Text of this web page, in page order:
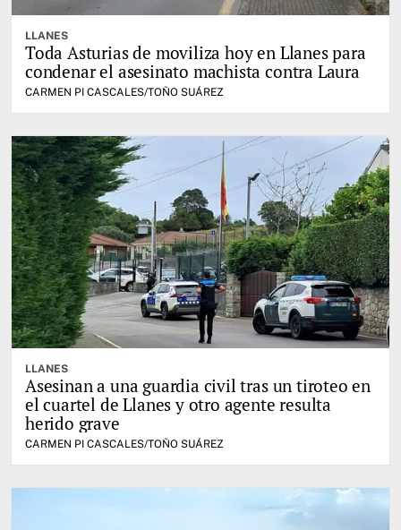
LLANES
Toda Asturias de moviliza hoy en Llanes para
condenar el asesinato machista contra Laura
CARMEN PI CASCALES/TOÑO SUÁREZ
LLANES
Asesinan a una guardia civil tras un tiroteo en
el cuartel de Llanes y otro agente resulta
herido grave
CARMEN PI CASCALES/TOÑO SUÁREZ